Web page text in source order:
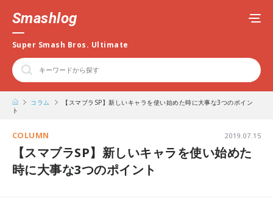
Smashlog
Super Smash Bros. Ultimate
コラム
【スマブラSP】新しいキャラを使い始めた時に大事な3つのポイン
ト
COLUMN 2019.07.15
【スマブラSP】新しいキャラを使い始めた
時に大事な3つのポイント